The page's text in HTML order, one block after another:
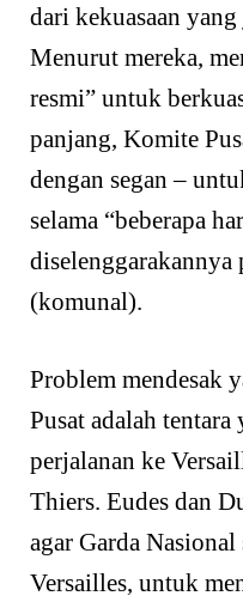
dari kekuasaan
Menurut mereka,
resmi” untuk
panjang, Komite
dengan segan –
selama “beberapa
(komunal).
Problem mendesak
Pusat adalah
perjalanan ke
Thiers. Eudes dan
agar Garda Nasional
Versailles, untuk